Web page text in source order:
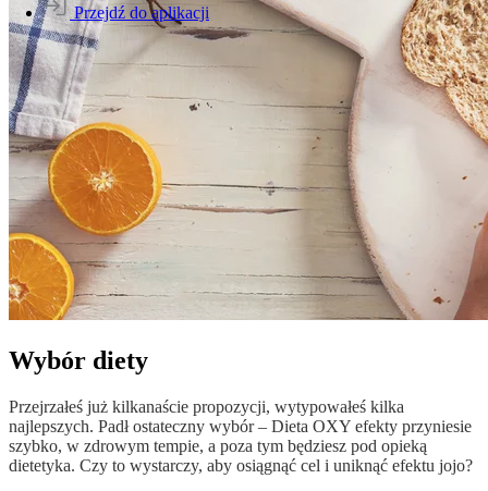
Przejdź do aplikacji
Wybór diety
Przejrzałeś już kilkanaście propozycji, wytypowałeś kilka
najlepszych. Padł ostateczny wybór – Dieta OXY efekty przyniesie
szybko, w zdrowym tempie, a poza tym będziesz pod opieką
dietetyka. Czy to wystarczy, aby osiągnąć cel i uniknąć efektu jojo?